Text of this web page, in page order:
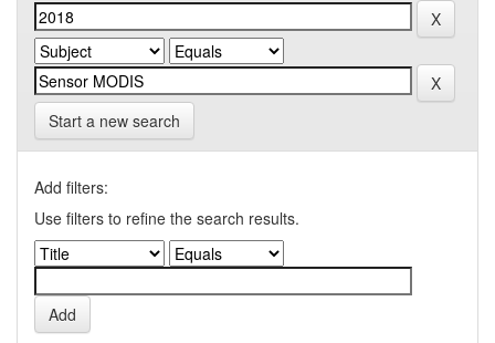
Start a new search
Add filters:
Use filters to refine the search results.